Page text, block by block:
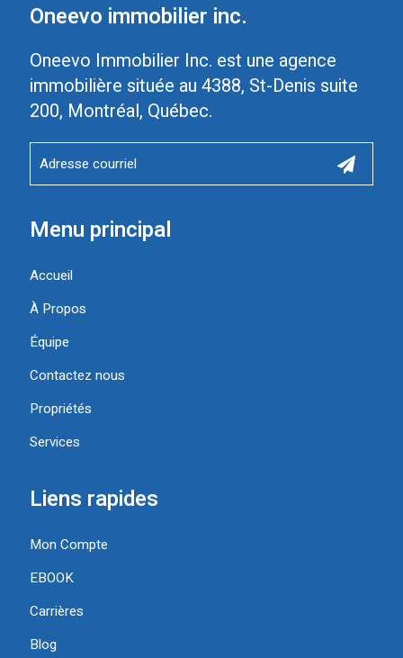
Oneevo immobilier inc.
Oneevo Immobilier Inc. est une agence
immobilière située au 4388, St-Denis suite
200, Montréal, Québec.
Menu principal
Accueil
À Propos
Équipe
Contactez nous
Propriétés
Services
Liens rapides
Mon Compte
EBOOK
Carrières
Blog